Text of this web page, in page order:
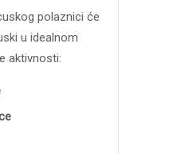
polaznici će
u idealnom
aktivnosti: